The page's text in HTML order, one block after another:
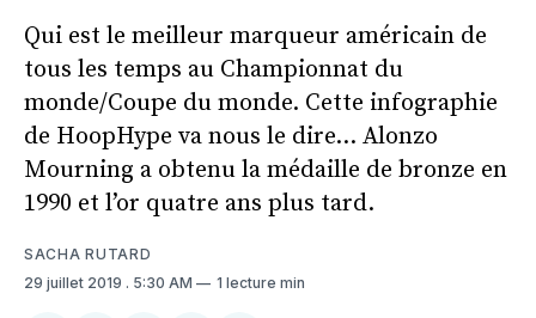
Qui est le meilleur marqueur américain de
tous les temps au Championnat du
monde/Coupe du monde. Cette infographie
de HoopHype va nous le dire… Alonzo
Mourning a obtenu la médaille de bronze en
1990 et l’or quatre ans plus tard.
SACHA RUTARD
29 juillet 2019 . 5:30 AM 1 lecture min